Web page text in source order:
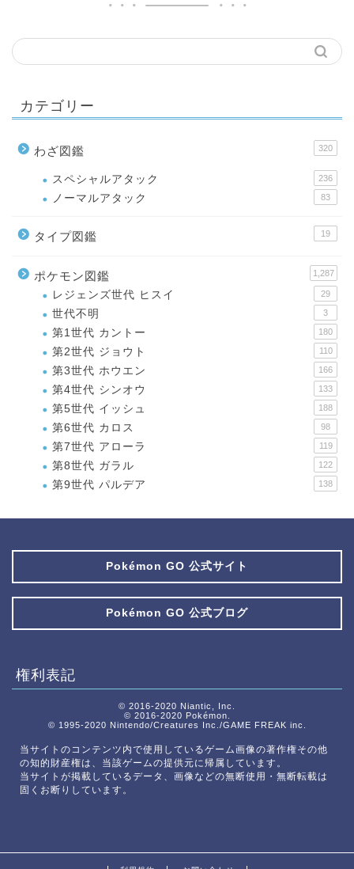
カテゴリー
わざ図鑑 320
スペシャルアタック 236
ノーマルアタック 83
タイプ図鑑 19
ポケモン図鑑 1,287
レジェンズ世代 ヒスイ 29
世代不明 3
第1世代 カントー 180
第2世代 ジョウト 110
第3世代 ホウエン 166
第4世代 シンオウ 133
第5世代 イッシュ 188
第6世代 カロス 98
第7世代 アローラ 119
第8世代 ガラル 122
第9世代 パルデア 138
Pokémon GO 公式サイト
Pokémon GO 公式ブログ
権利表記
© 2016-2020 Niantic, Inc.
© 2016-2020 Pokémon.
© 1995-2020 Nintendo/Creatures Inc./GAME FREAK inc.
当サイトのコンテンツ内で使用しているゲーム画像の著作権その他
の知的財産権は、当該ゲームの提供元に帰属しています。
当サイトが掲載しているデータ、画像などの無断使用・無断転載は
固くお断りしています。